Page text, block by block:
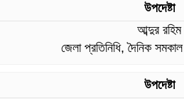
উপদেষ্টা
আব্দুর রহিম
জেলা প্রতিনিধি, দৈনিক
উপদেষ্টা